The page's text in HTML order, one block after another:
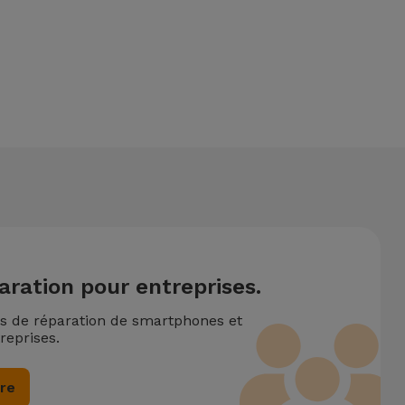
pour entreprises.
de réparation de smartphones et